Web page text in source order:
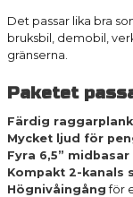
Det passar lika bra
bruksbil, demobil,
gränserna.
Paketet
Färdig
Mycket ljud för
Fyra 6,5”
Kompakt 2-kanals
Högnivåingång för